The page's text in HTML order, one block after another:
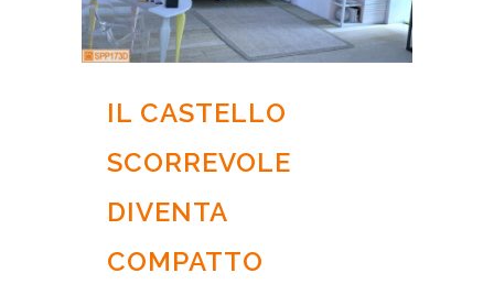
IL CASTELLO
SCORREVOLE
DIVENTA
COMPATTO